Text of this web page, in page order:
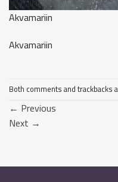
Akvamariin
Akvamariin
Both comments and trackbacks
← Previous
Next →